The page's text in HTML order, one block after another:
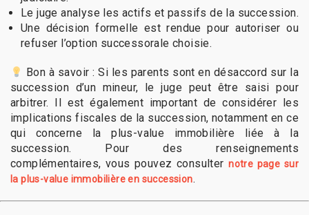
Le juge analyse les actifs et passifs de la succession.
Une décision formelle est rendue pour autoriser ou
refuser l’option successorale choisie.
Bon à savoir : Si les parents sont en désaccord sur la
succession d’un mineur, le juge peut être saisi pour
arbitrer. Il est également important de considérer les
implications fiscales de la succession, notamment en ce
qui concerne la plus-value immobilière liée à la
succession. Pour des renseignements
complémentaires, vous pouvez consulternotre page sur
la plus-value immobilière en succession.